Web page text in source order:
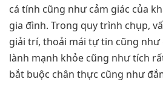
cá tính cũng như cảm giác của
gia đình. Trong quy trình chụp,
giải trí, thoải mái tự tin cũng như
lành mạnh khỏe cũng như tích
bắt buộc chân thực cũng như